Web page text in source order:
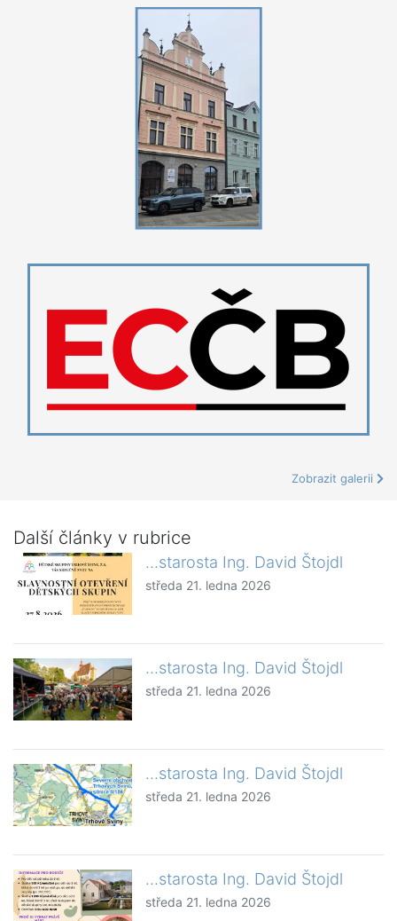
Zobrazit galerii
Další články v rubrice
...starosta Ing. David Štojdl
středa 21. ledna 2026
...starosta Ing. David Štojdl
středa 21. ledna 2026
...starosta Ing. David Štojdl
středa 21. ledna 2026
...starosta Ing. David Štojdl
středa 21. ledna 2026